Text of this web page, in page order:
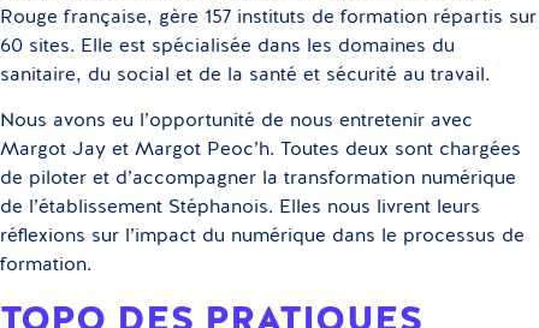
Rouge française, gère 157 instituts de formation répartis sur
60 sites. Elle est spécialisée dans les domaines du
sanitaire, du social et de la santé et sécurité au travail.
Nous avons eu l’opportunité de nous entretenir avec
Margot Jay et Margot Peoc’h. Toutes deux sont chargées
de piloter et d’accompagner la transformation numérique
de l’établissement Stéphanois. Elles nous livrent leurs
réflexions sur l’impact du numérique dans le processus de
formation.
TOPO DES PRATIQUES